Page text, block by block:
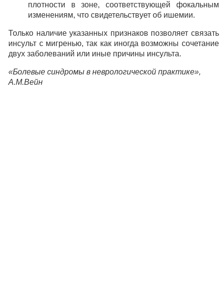
плотности в зоне, соответствующей фокальным
изменениям, что свидетельствует об ишемии.
Только наличие указанных признаков позволяет связать
инсульт с мигренью, так как иногда возможны сочетание
двух заболеваний или иные причины инсульта.
«Болевые синдромы в неврологической практике»,
А.М.Вейн